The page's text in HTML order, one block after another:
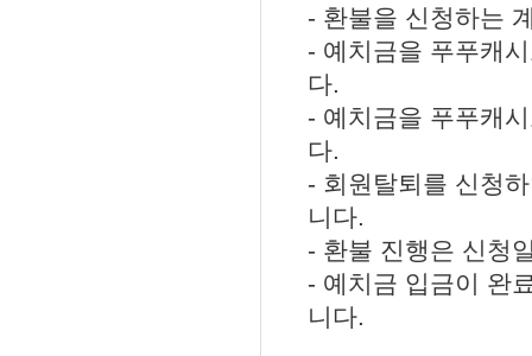
- 환불을 신청하는
- 예치금을 푸푸캐
다.
- 예치금을 푸푸캐
다.
- 회원탈퇴를 신청
니다.
- 환불 진행은 신청
- 예치금 입금이 완
니다.